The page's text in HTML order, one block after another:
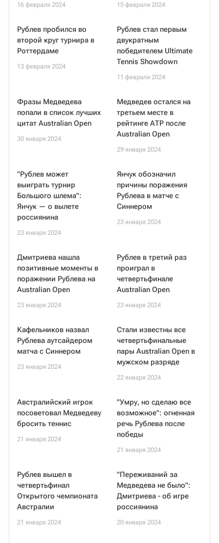
16 февраля 2024 15 февраля 2024
Рублев пробился во
второй круг турнира в
Роттердаме
13 февраля 2024
Рублев стал первым
двукратным
победителем Ultimate
Tennis Showdown
11 февраля 2024
Фразы Медведева
попали в список лучших
цитат Australian Open
30 января 2024
Медведев остался на
третьем месте в
рейтинге АТР после
Australian Open
29 января 2024
"Рублев может
выиграть турнир
Большого шлема":
Янчук — о вылете
россиянина
23 января 2024
Янчук обозначил
причины поражения
Рублева в матче с
Синнером
23 января 2024
Дмитриева нашла
позитивные моменты в
поражении Рублева на
Australian Open
23 января 2024
Рублев в третий раз
проиграл в
четвертьфинале
Australian Open
23 января 2024
Кафельников назвал
Рублева аутсайдером
матча с Синнером
23 января 2024
Стали известны все
четвертьфинальные
пары Australian Open в
мужском разряде
22 января 2024
Австралийский игрок
посоветовал Медведеву
бросить теннис
21 января 2024
"Умру, но сделаю все
возможное": огненная
речь Рублева после
победы
21 января 2024
Рублев вышел в
четвертьфинал
Открытого чемпионата
Австралии
21 января 2024
"Переживаний за
Медведева не было":
Дмитриева - об игре
россиянина
20 января 2024